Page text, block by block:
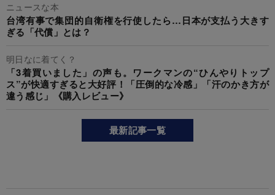
ニュースな本
台湾有事で集団的自衛権を行使したら…日本が支払う大きす
ぎる「代償」とは？
明日なに着てく？
「3着買いました」の声も。ワークマンの“ひんやりトップ
ス”が快適すぎると大好評！「圧倒的な冷感」「汗のかき方が
違う感じ」《購入レビュー》
最新記事一覧